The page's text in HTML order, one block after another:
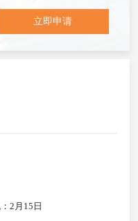
立即申请
2月15日